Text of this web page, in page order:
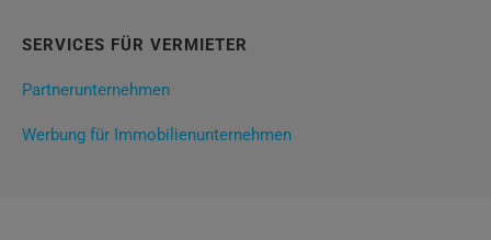
SERVICES FÜR VERMIETER
Partnerunternehmen
Werbung für Immobilienunternehmen